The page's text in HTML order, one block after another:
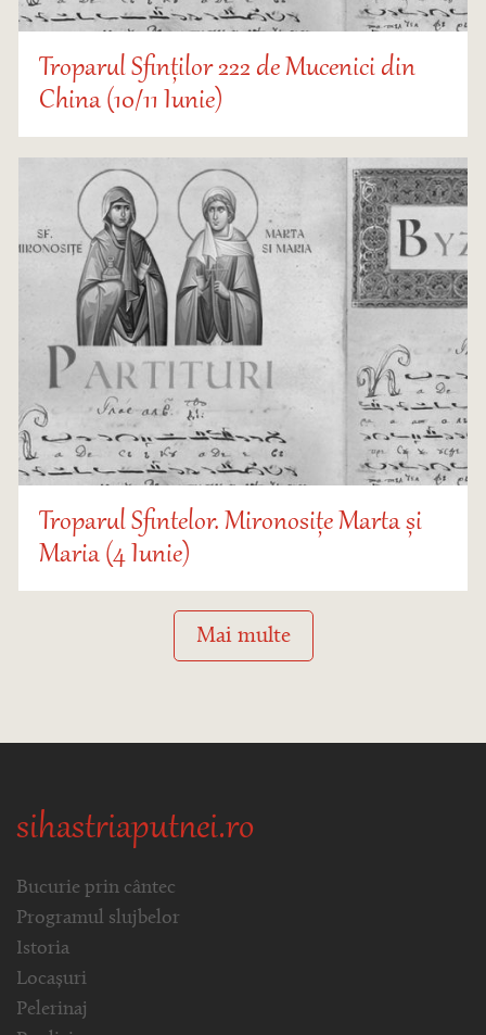
Troparul Sfinților 222 de Mucenici din
China (10/11 Iunie)
Troparul Sfintelor. Mironosițe Marta și
Maria (4 Iunie)
Mai multe
sihastriaputnei.ro
Bucurie prin cântec
Programul slujbelor
Istoria
Locașuri
Pelerinaj